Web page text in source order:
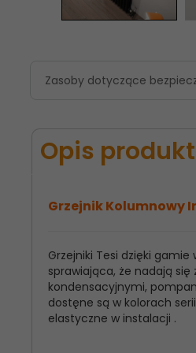
Zasoby dotyczące
Opis
Grzejnik Kolumnowy
Grzejniki Tesi dzięki
sprawiająca, że nadają
kondensacyjnymi,
dostęne są w kolorach
elastyczne w instalacji .
Model
Produktu:
Irsap
Wysokość
Grzejnika:
885